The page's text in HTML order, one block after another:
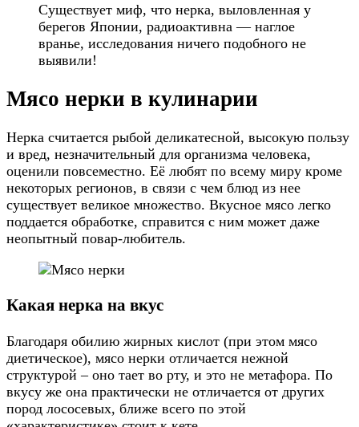
Существует миф, что нерка, выловленная у
берегов Японии, радиоактивна — наглое
вранье, исследования ничего подобного не
выявили!
Мясо нерки в кулинарии
Нерка считается рыбой деликатесной, высокую пользу
и вред, незначительный для организма человека,
оценили повсеместно. Её любят по всему миру кроме
некоторых регионов, в связи с чем блюд из нее
существует великое множество. Вкусное мясо легко
поддается обработке, справится с ним может даже
неопытный повар-любитель.
Какая нерка на вкус
Благодаря обилию жирных кислот (при этом мясо
диетическое), мясо нерки отличается нежной
структурой – оно тает во рту, и это не метафора. По
вкусу же она практически не отличается от других
пород лососевых, ближе всего по этой